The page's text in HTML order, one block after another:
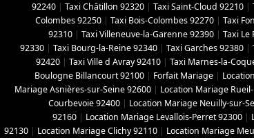
92240 | Taxi Châtillon 92320 | Taxi Saint-Cloud 92210 |
Colombes 92250 | Taxi Bois-Colombes 92270 | Taxi
92310 | Taxi Villeneuve-la-Garenne 92390 | Taxi Le
92330 | Taxi Bourg-la-Reine 92340 | Taxi Garches 92380 |
92420 | Taxi Ville d Avray 92410 | Taxi Marnes-la-
Boulogne Billancourt 92100 | Forfait Mariage |
Mariage Asnières-sur-Seine 92600 | Location Mariage
Courbevoie 92400 | Location Mariage Neuilly-sur-
92160 | Location Mariage Levallois-Perret 92300 |
92130 | Location Mariage Clichy 92110 | Location Mariage